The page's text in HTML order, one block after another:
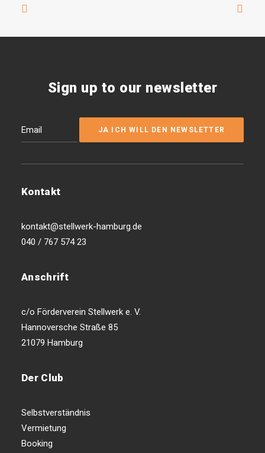
Sign up to our newsletter
Kontakt
kontakt@stellwerk-hamburg.de
040 / 767 574 23
Anschrift
c/o Förderverein Stellwerk e. V.
Hannoversche Straße 85
21079 Hamburg
Der Club
Selbstverständnis
Vermietung
Booking